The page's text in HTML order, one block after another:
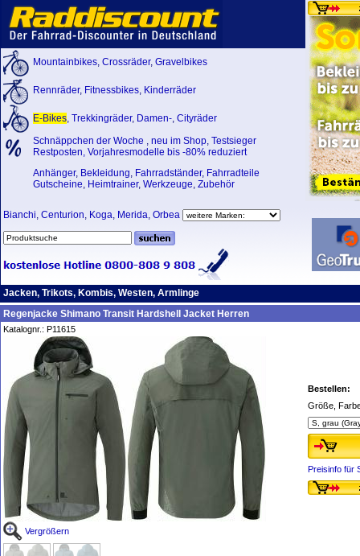
Mountainbikes, Crossräder, Gravelbikes
Rennräder, Fitnessbikes, Kinderräder
E-Bikes, Trekkingräder, Damen-, Cityräder
Schnäppchen der Woche , neu im Shop, Testsieger
Restposten, Vorjahresmodelle bis -80% reduziert
Anhänger, Bekleidung, Fahrradständer, Fahrradteile
Gutscheine, Heimtrainer, Werkzeuge, Zubehör
Bianchi, Centurion, Koga, Merida, Orbea
Jacken, Trikots, Kombis, Westen, Armlinge
Regenjacke Shimano Transit Hardshell Jacket Herren
Katalognr.: P11615
Vergrößern
Bestellen:
Größe,
Preisinfo für